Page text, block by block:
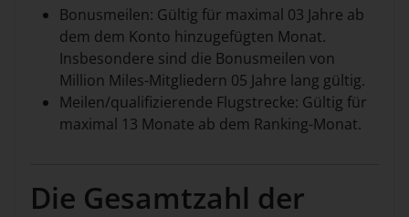
Bonusmeilen: Gültig für maximal 03 Jahre ab
dem dem Konto hinzugefügten Monat.
Insbesondere sind die Bonusmeilen von
Million Miles-Mitgliedern 05 Jahre lang gültig.
Meilen/qualifizierende Flugstrecke: Gültig für
maximal 13 Monate ab dem Ranking-Monat.
Die Gesamtzahl der